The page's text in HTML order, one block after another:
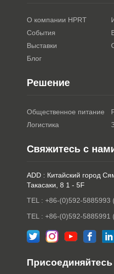
О компании HPRT
События
Выставки
Блог
Решение
Общественное питание
Логистика
Свяжитесь с
ADD : Китайский город
Такасаки, 8 1 - 5F
TEL : +86-(0)592-5885993
TEL : +86-(0)592-5885991